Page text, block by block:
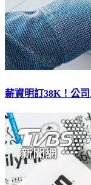
薪資明訂38K！公